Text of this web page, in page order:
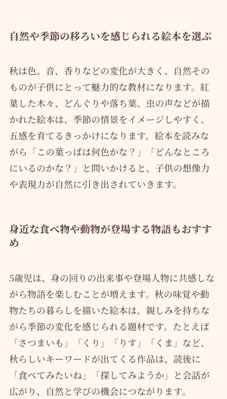
自然や季節の移ろいを感じられる絵本を選ぶ
秋は色、音、香りなどの変化が大きく、自然その
ものが子供にとって魅力的な教材になります。紅
葉した木々、どんぐりや落ち葉、虫の声などが描
かれた絵本は、季節の情景をイメージしやすく、
五感を育てるきっかけになります。絵本を読みな
がら「この葉っぱは何色かな？」「どんなところ
にいるのかな？」と問いかけると、子供の想像力
や表現力が自然に引き出されていきます。
身近な食べ物や動物が登場する物語もおすす
め
5歳児は、身の回りの出来事や登場人物に共感しな
がら物語を楽しむことが増えます。秋の味覚や動
物たちの暮らしを描いた絵本は、親しみを持ちな
がら季節の変化を感じられる題材です。たとえば
「さつまいも」「くり」「りす」「くま」など、
秋らしいキーワードが出てくる作品は、読後に
「食べてみたいね」「探してみようか」と会話が
広がり、自然と学びの機会につながります。